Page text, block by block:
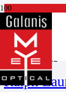
ΑΡΧΙΚΗ ΣΕΛΙΔΑ
ΓΥΑΛΙΑ ΟΡΑΣΕΩΣ
UNISEX ΓΥΑΛΙΑ
0RA7165U 5802
Ralph